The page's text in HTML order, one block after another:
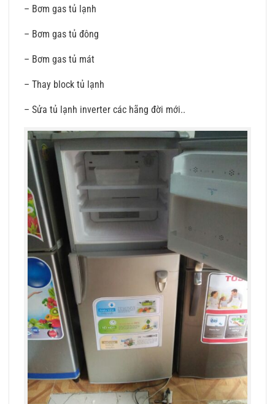
– Bơm gas tủ lạnh
– Bơm gas tủ đông
– Bơm gas tủ mát
– Thay block tủ lạnh
– Sửa tủ lạnh inverter các hãng đời mới..